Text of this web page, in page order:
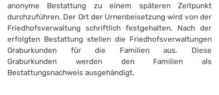
anonyme Bestattung zu einem späteren Zeitpunkt
durchzuführen. Der Ort der Urnenbeisetzung wird von der
Friedhofsverwaltung schriftlich festgehalten. Nach der
erfolgten Bestattung stellen die Friedhofsverwaltungen
Graburkunden für die Familien aus. Diese
Graburkunden werden den Familien als
Bestattungsnachweis ausgehändigt.